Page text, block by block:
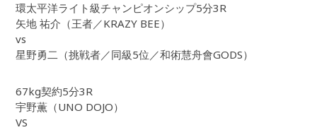
環太平洋ライト級チャンピオンシップ5分3R
矢地 祐介（王者／KRAZY BEE）
vs
星野勇二（挑戦者／同級5位／和術慧舟會GODS）
67kg契約5分3R
宇野薫（UNO DOJO）
VS